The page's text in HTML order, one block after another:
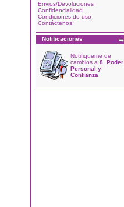
Envios/Devoluciones
Confidencialidad
Condiciones de uso
Contáctenos
Notificaciones
Notifiqueme de
cambios a 8. Poder
Personal y
Confianza